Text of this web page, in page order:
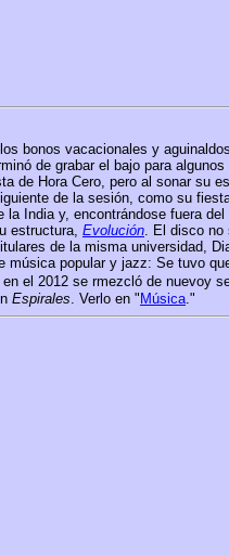
bonos vacacionales y
de grabar el bajo para
de Hora Cero, pero al sonar su
de la sesión, como su
India y, encontrándose fuera
estructura, Evolución. El disco no
de la misma universidad,
popular y jazz: Se tuvo
el 2012 se rmezcló de nuevoy
Espirales. Verlo en " Música."